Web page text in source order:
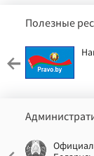
Полезные